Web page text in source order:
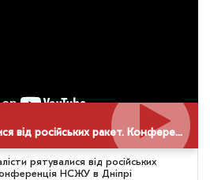
Як журналісти рятувалися від російських ракет. Конференція НСЖУ в Дніпрі
рятувалися від російських
НСЖУ в Дніпрі